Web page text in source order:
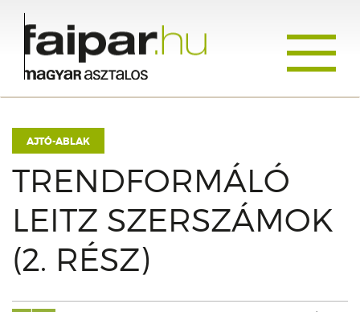
AJTÓ-ABLAK
TRENDFORMÁLÓ
LEITZ SZERSZÁMOK
(2. RÉSZ)